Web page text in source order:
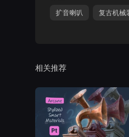
扩音喇叭 复古机械
相关推荐